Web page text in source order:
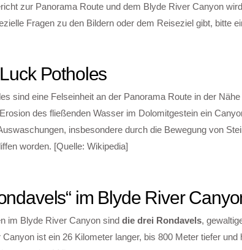
zur Panorama Route und dem Blyde River Canyon
Fragen zu den Bildern oder dem Reiseziel gibt, bitte
Potholes
sind eine Felseinheit an der Panorama Route in der
des fließenden Wasser im Dolomitgestein ein
insbesondere durch die Bewegung von
worden. [Quelle: Wikipedia]
im Blyde River
im Blyde River Canyon sind die drei Rondavels,
ist ein 26 Kilometer langer, bis 800 Meter tiefer